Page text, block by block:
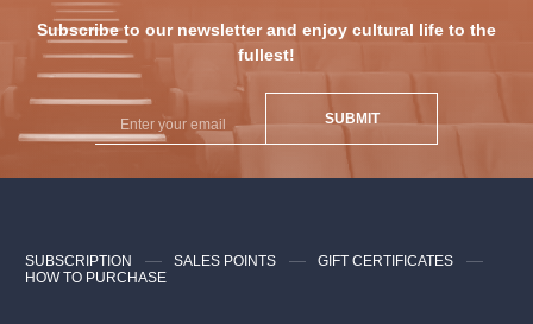
Subscribe to our newsletter and enjoy cultural life to the
fullest!
SUBMIT
SUBSCRIPTION SALES POINTS
GIFT CERTIFICATES
HOW TO PURCHASE